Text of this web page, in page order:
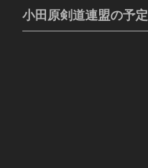
小田原剣道連盟の予定